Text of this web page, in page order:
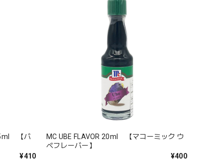
【バ
¥410
MC UBE FLAVOR 20ml 【マコーミック ウ
ベフレーバー】
¥400